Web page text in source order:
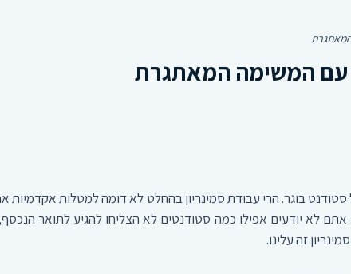
עם המשימה המאתגרת
בוגר. הרי עבודת סמינריון בהחלט לא דומה למטלות
לא יודעים אפילו כמה סטודנטים לא הצליחו להגיע לתואר
זה עלינו.